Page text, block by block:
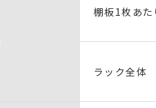
棚板1枚あた
ラック全体